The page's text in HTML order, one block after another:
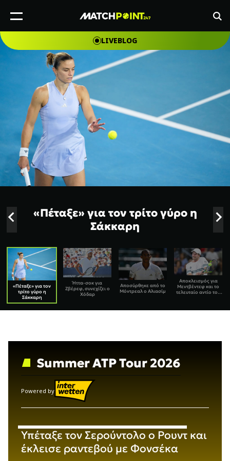
LIVEBLOG
«Πέταξε» για τον τρίτο γύρο η
Σάκκαρη
«Πέταξε» για τον
τρίτο γύρο η
Σάκκαρη
Ήττα-σοκ για
Ζβέρεφ, συνεχίζει ο
Χόδαρ
Αποσύρθηκε από το
Μόντρεαλ ο Αλιασίμ
Αποκλεισμός για
Μεντβέντεφ και το
τελευταίο αντίο του
Summer ATP Tour 2026
Powered by
Υπέταξε τον Σερούντολο ο Ρουντ και
έκλεισε ραντεβού με Φονσέκα